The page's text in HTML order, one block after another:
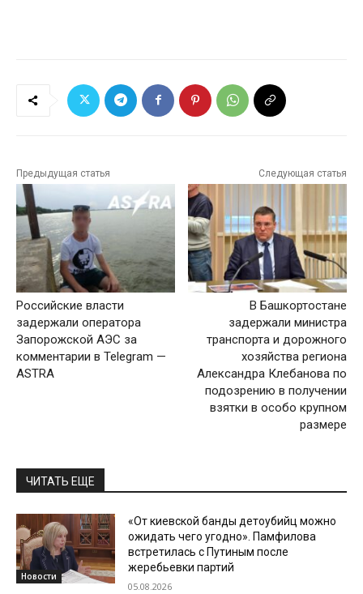
Предыдущая статья
Российские власти
задержали оператора
Запорожской АЭС за
комментарии в Telegram —
ASTRA
Следующая статья
В Башкортостане
задержали министра
транспорта и дорожного
хозяйства региона
Александра Клебанова по
подозрению в получении
взятки в особо крупном
размере
ЧИТАТЬ ЕЩЕ
Новости
«От киевской банды детоубийц можно
ожидать чего угодно». Памфилова
встретилась с Путиным после
жеребьевки партий
05.08.2026